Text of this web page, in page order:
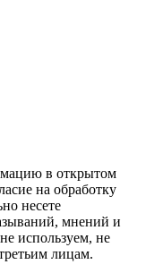
в открытом
на обработку
несете
мнений и
используем, не
лицам.